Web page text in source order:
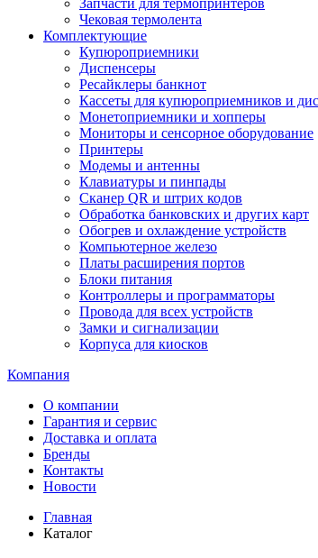
Запчасти для термопринтеров
Чековая термолента
Комплектующие
Купюроприемники
Диспенсеры
Ресайклеры банкнот
Кассеты для купюроприемников и
Монетоприемники и хопперы
Мониторы и сенсорное оборудование
Принтеры
Модемы и антенны
Клавиатуры и пинпады
Сканер QR и штрих кодов
Обработка банковских и других карт
Обогрев и охлаждение устройств
Компьютерное железо
Платы расширения портов
Блоки питания
Контроллеры и программаторы
Провода для всех устройств
Замки и сигнализации
Корпуса для киосков
Компания
О компании
Гарантия и сервис
Доставка и оплата
Бренды
Контакты
Новости
Главная
Каталог